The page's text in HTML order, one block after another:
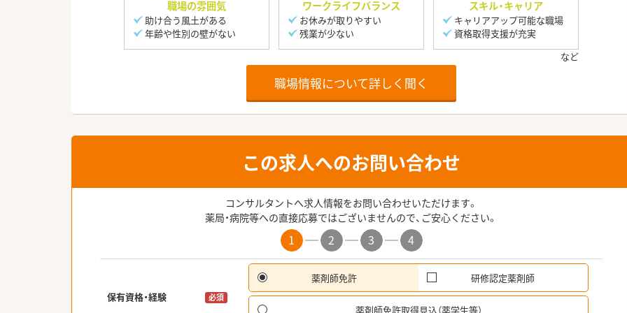
職場の雰囲気
助け合う風土がある
年齢や性別の壁がない
ワークライフバランス
お休みが取りやすい
残業が少ない
スキル・キャリア
キャリアアップ可能な職場
資格取得支援が充実
職場情報について詳しく聞く
この求人へのお問い合わせ
コンサルタントへ求人情報をお問い合わせいただけます。
薬局・病院等への直接応募ではございませんので、ご安心ください。
1 2 3 4
保有資格・経験 必須
薬剤師免許 研修認定薬剤師
薬剤師免許取得見込（薬学生等）